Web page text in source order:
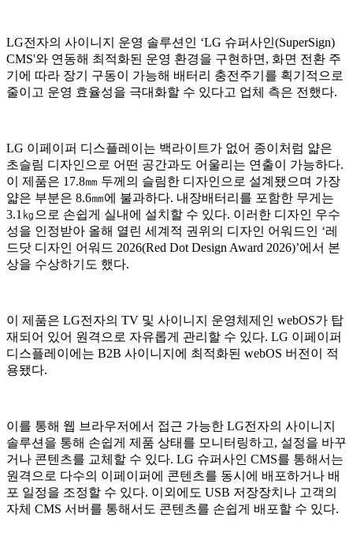
LG전자의 사이니지 운영 솔루션인 ‘LG 슈퍼사인(SuperSign)
CMS'와 연동해 최적화된 운영 환경을 구현하면, 화면 전환 주
기에 따라 장기 구동이 가능해 배터리 충전주기를 획기적으로
줄이고 운영 효율성을 극대화할 수 있다고 업체 측은 전했다.
LG 이페이퍼 디스플레이는 백라이트가 없어 종이처럼 얇은
초슬림 디자인으로 어떤 공간과도 어울리는 연출이 가능하다.
이 제품은 17.8㎜ 두께의 슬림한 디자인으로 설계됐으며 가장
얇은 부분은 8.6㎜에 불과하다. 내장배터리를 포함한 무게는
3.1㎏으로 손쉽게 실내에 설치할 수 있다. 이러한 디자인 우수
성을 인정받아 올해 열린 세계적 권위의 디자인 어워드인 ‘레
드닷 디자인 어워드 2026(Red Dot Design Award 2026)’에서 본
상을 수상하기도 했다.
이 제품은 LG전자의 TV 및 사이니지 운영체제인 webOS가 탑
재되어 있어 원격으로 자유롭게 관리할 수 있다. LG 이페이퍼
디스플레이에는 B2B 사이니지에 최적화된 webOS 버전이 적
용됐다.
이를 통해 웹 브라우저에서 접근 가능한 LG전자의 사이니지
솔루션을 통해 손쉽게 제품 상태를 모니터링하고, 설정을 바꾸
거나 콘텐츠를 교체할 수 있다. LG 슈퍼사인 CMS를 통해서는
원격으로 다수의 이페이퍼에 콘텐츠를 동시에 배포하거나 배
포 일정을 조정할 수 있다. 이외에도 USB 저장장치나 고객의
자체 CMS 서버를 통해서도 콘텐츠를 손쉽게 배포할 수 있다.